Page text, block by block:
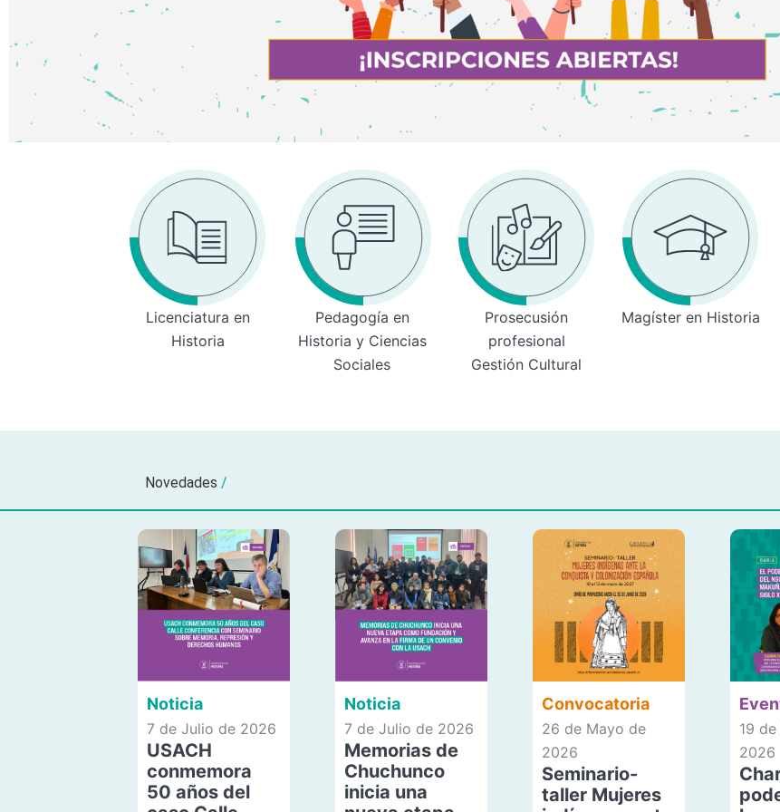
Licenciatura en
Historia
Pedagogía en
Historia y Ciencias
Sociales
Prosecusión
profesional
Gestión Cultural
Magíster en Historia
Novedades /
Noticia
7 de Julio de 2026
USACH
conmemora
50 años del
Noticia
7 de Julio de 2026
Memorias de
Chuchunco
inicia una
Convocatoria
26 de Mayo de
2026
Seminario-
taller Mujeres
19
2026